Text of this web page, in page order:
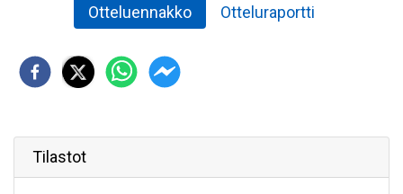
Otteluennakko Otteluraportti
Tilastot